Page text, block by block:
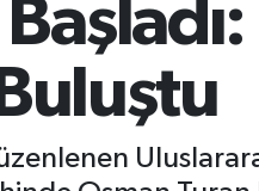
BITCOIN 79.591,74 %-